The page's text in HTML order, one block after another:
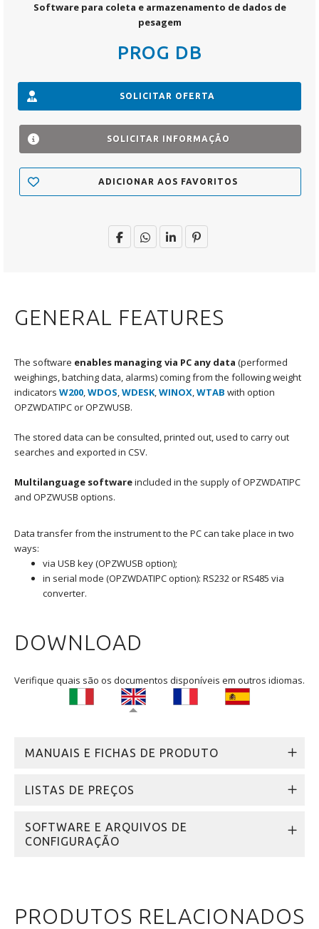
Software para coleta e armazenamento de dados de
pesagem
PROG DB
SOLICITAR OFERTA
SOLICITAR INFORMAÇÃO
ADICIONAR AOS FAVORITOS
GENERAL FEATURES
The software enables managing via PC any data (performed
weighings, batching data, alarms) coming from the following weight
indicators W200,WDOS,WDESK,WINOX,WTAB with option
OPZWDATIPC or OPZWUSB.
The stored data can be consulted, printed out, used to carry out
searches and exported in CSV.
Multilanguage softwareincluded in the supply of OPZWDATIPC
and OPZWUSB options.
Data transfer from the instrument to the PC can take place in two
ways:
via USB key (OPZWUSB option);
in serial mode (OPZWDATIPC option): RS232 or RS485 via
converter.
DOWNLOAD
Verifique quais são os documentos disponíveis em outros idiomas.
MANUAIS E FICHAS DE PRODUTO
LISTAS DE PREÇOS
SOFTWARE E ARQUIVOS DE
CONFIGURAÇÃO
PRODUTOS RELACIONADOS